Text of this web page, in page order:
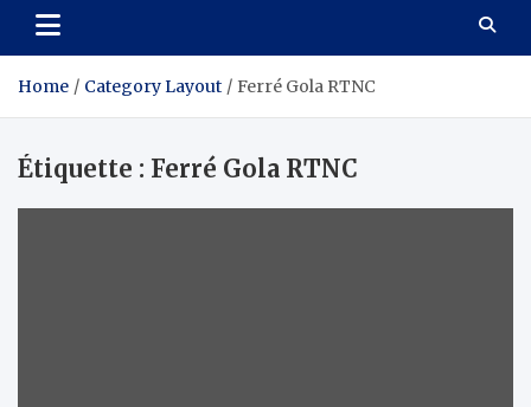
Home Category Layout Ferré Gola RTNC
Étiquette : Ferré Gola RTNC